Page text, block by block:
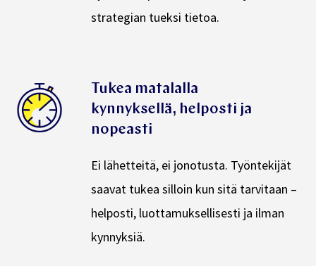
strategian tueksi tietoa.
Tukea matalalla
kynnyksellä, helposti ja
nopeasti
Ei lähetteitä, ei jonotusta. Työntekijät
saavat tukea silloin kun sitä tarvitaan –
helposti, luottamuksellisesti ja ilman
kynnyksiä.